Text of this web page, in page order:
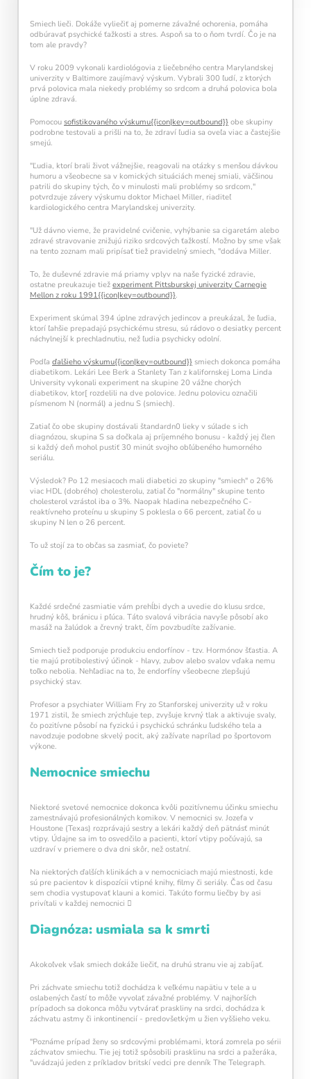
aktívnou a v kondícii.
aktivitu:
Modré políčko:Bez tréningu
Oranžové políčko:Farba ukazuje intenzitu
tréningu, ako svietivosť žiarovky.
1 cvičenie = 20 % intenzity
5 cvičení = 100 % intenzity
Pravidelný krátky tréning
neuroplasticitu mozgu
Smiech lieči. Dokáže vyliečiť aj pomerne závažné ochorenia, pomáha
odbúravať psychické ťažkosti a stres. Aspoň sa to o ňom tvrdí. Čo je na
tom ale pravdy?
V roku 2009 vykonali kardiológovia z liečebného centra Marylandskej
univerzity v Baltimore zaujímavý výskum. Vybrali 300 ľudí, z ktorých
prvá polovica mala niekedy problémy so srdcom a druhá polovica bola
úplne zdravá.
Pomocou sofistikovaného výskumu{{icon|key=outbound}} obe skupiny
podrobne testovali a prišli na to, že zdraví ľudia sa oveľa viac a častejšie
smejú.
"Ľudia, ktorí brali život vážnejšie, reagovali na otázky s menšou dávkou
humoru a všeobecne sa v komických situáciách menej smiali, väčšinou
patrili do skupiny tých, čo v minulosti mali problémy so srdcom,"
potvrdzuje závery výskumu doktor Michael Miller, riaditeľ
kardiologického centra Marylandskej univerzity.
"Už dávno vieme, že pravidelné cvičenie, vyhýbanie sa cigaretám alebo
zdravé stravovanie znižujú riziko srdcových ťažkostí. Možno by sme však
na tento zoznam mali pripísať tiež pravidelný smiech, "dodáva Miller.
To, že duševné zdravie má priamy vplyv na naše fyzické zdravie,
ostatne preukazuje tiež experiment Pittsburskej univerzity Carnegie
Mellon z roku 1991{{icon|key=outbound}}.
Experiment skúmal 394 úplne zdravých jedincov a preukázal, že ľudia,
ktorí ľahšie prepadajú psychickému stresu, sú rádovo o desiatky percent
náchylnejší k prechladnutiu, než ľudia psychicky odolní.
Podľa ďalšieho výskumu{{icon|key=outbound}} smiech dokonca pomáha
diabetikom. Lekári Lee Berk a Stanlety Tan z kalifornskej Loma Linda
University vykonali experiment na skupine 20 vážne chorých
diabetikov, ktor[ rozdelili na dve polovice. Jednu polovicu označili
písmenom N (normál) a jednu S (smiech).
Zatiaľ čo obe skupiny dostávali štandardn0 lieky v súlade s ich
diagnózou, skupina S sa dočkala aj príjemného bonusu - každý jej člen
si každý deň mohol pustiť 30 minút svojho obľúbeného humorného
seriálu.
Výsledok? Po 12 mesiacoch mali diabetici zo skupiny "smiech" o 26%
viac HDL (dobrého) cholesterolu, zatiaľ čo "normálny" skupine tento
cholesterol vzrástol iba o 3%. Naopak hladina nebezpečného C-
reaktívneho proteínu u skupiny S poklesla o 66 percent, zatiaľ čo u
skupiny N len o 26 percent.
To už stojí za to občas sa zasmiať, čo poviete?
Čím to je?
Každé srdečné zasmiatie vám prehĺbi dych a uvedie do klusu srdce,
hrudný kôš, bránicu i pľúca. Táto svalová vibrácia navyše pôsobí ako
masáž na žalúdok a črevný trakt, čím povzbudíte zažívanie.
Smiech tiež podporuje produkciu endorfínov - tzv. Hormónov šťastia. A
tie majú protibolestivý účinok - hlavy, zubov alebo svalov vďaka nemu
toľko nebolia. Nehľadiac na to, že endorfíny všeobecne zlepšujú
psychický stav.
Profesor a psychiater William Fry zo Stanforskej univerzity už v roku
1971 zistil, že smiech zrýchľuje tep, zvyšuje krvný tlak a aktivuje svaly,
čo pozitívne pôsobí na fyzickú i psychickú schránku ľudského tela a
navodzuje podobne skvelý pocit, aký zažívate naprílad po športovom
výkone.
Nemocnice smiechu
Niektoré svetové nemocnice dokonca kvôli pozitívnemu účinku smiechu
zamestnávajú profesionálných komikov. V nemocnici sv. Jozefa v
Houstone (Texas) rozprávajú sestry a lekári každý deň pätnásť minút
vtipy. Údajne sa im to osvedčilo a pacienti, ktorí vtipy počúvajú, sa
uzdraví v priemere o dva dni skôr, než ostatní.
Na niektorých ďalších klinikách a v nemocniciach majú miestnosti, kde
sú pre pacientov k dispozícii vtipné knihy, filmy či seriály. Čas od času
sem chodia vystupovať klauni a komici. Takúto formu liečby by asi
privítali v každej nemocnici 
Diagnóza: usmiala sa k smrti
Akokoľvek však smiech dokáže liečiť, na druhú stranu vie aj zabíjať.
Pri záchvate smiechu totiž dochádza k veľkému napätiu v tele a u
oslabených častí to môže vyvolať závažné problémy. V najhorších
prípadoch sa dokonca môžu vytvárať praskliny na srdci, dochádza k
záchvatu astmy či inkontinencií - predovšetkým u žien vyššieho veku.
"Poznáme prípad ženy so srdcovými problémami, ktorá zomrela po sérii
záchvatov smiechu. Tie jej totiž spôsobili prasklinu na srdci a pažeráka,
"uvádzajú jeden z príkladov britskí vedci pre denník The Telegraph.